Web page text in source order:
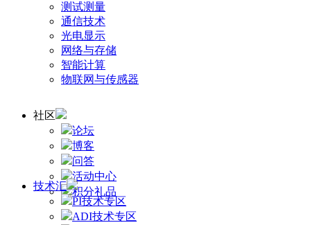
测试测量
通信技术
光电显示
网络与存储
智能计算
物联网与传感器
社区
论坛
博客
问答
活动中心
积分礼品
技术汇
PI技术专区
ADI技术专区